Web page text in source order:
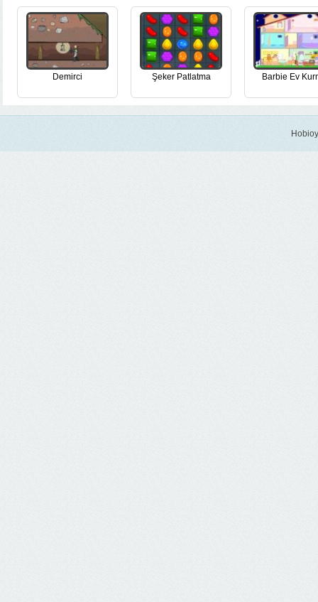
Demirci Şeker Patlatma Barbie Ev